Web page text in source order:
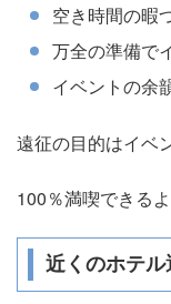
空き時間の暇
万全の準備で
イベントの余
遠征の目的はイベ
100％満喫できるよ
近くのホテ